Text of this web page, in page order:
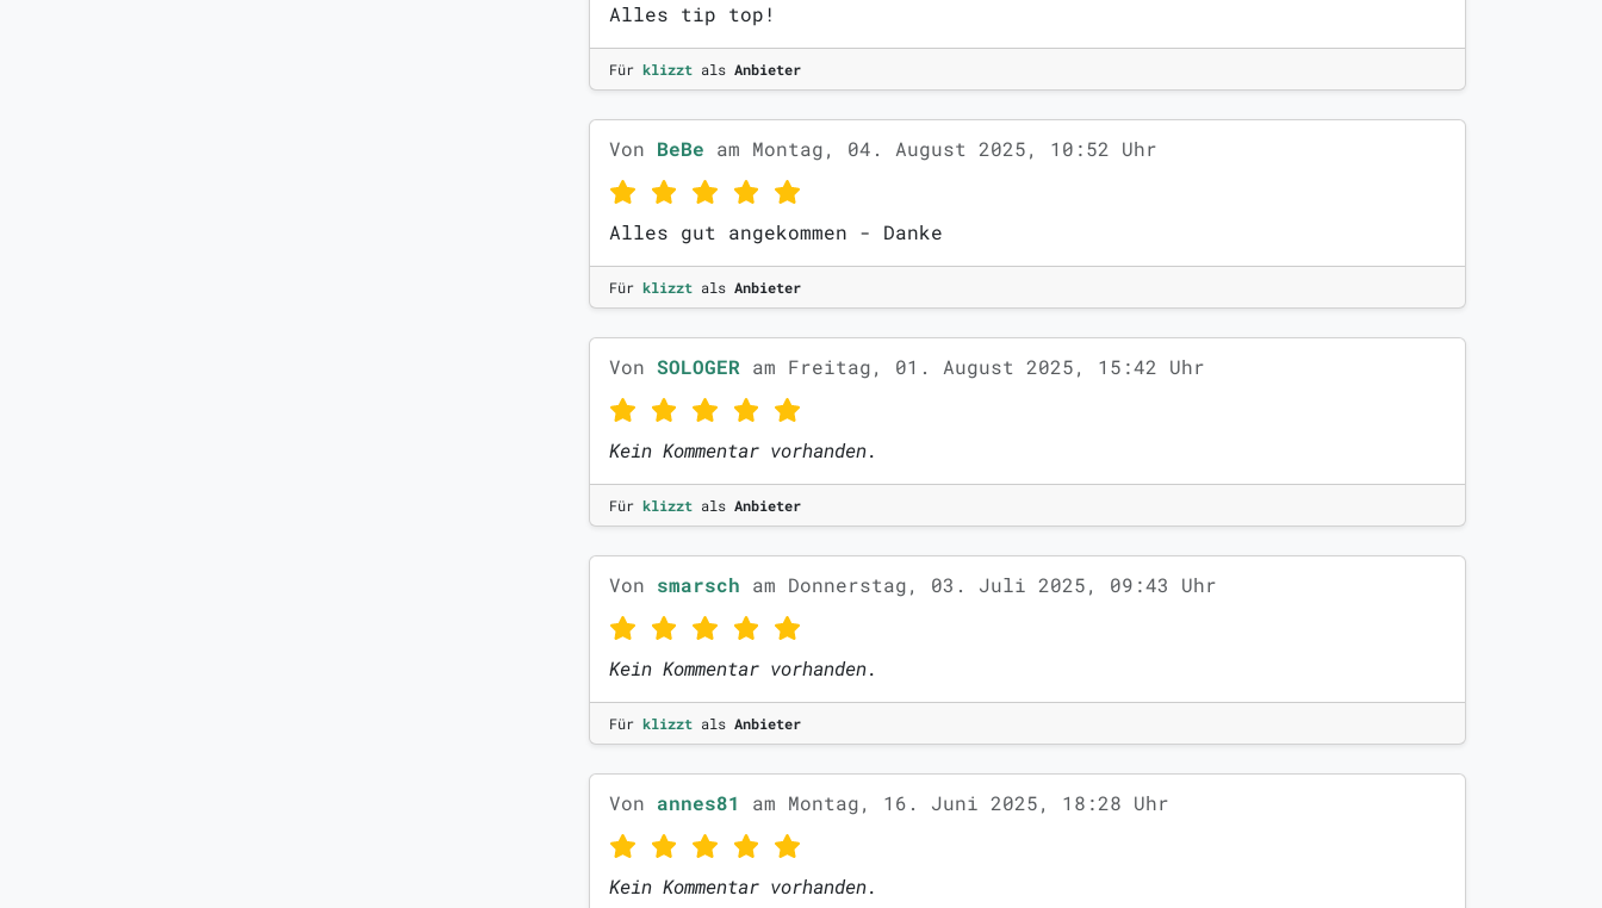
Alles tip top!
Für klizzt als Anbieter
Von BeBe am Montag, 04. August 2025, 10:52 Uhr
Alles gut angekommen - Danke
Für klizzt als Anbieter
Von SOLOGER am Freitag, 01. August 2025, 15:42 Uhr
Kein Kommentar vorhanden.
Für klizzt als Anbieter
Von smarsch am Donnerstag, 03. Juli 2025, 09:43 Uhr
Kein Kommentar vorhanden.
Für klizzt als Anbieter
Von annes81 am Montag, 16. Juni 2025, 18:28 Uhr
Kein Kommentar vorhanden.